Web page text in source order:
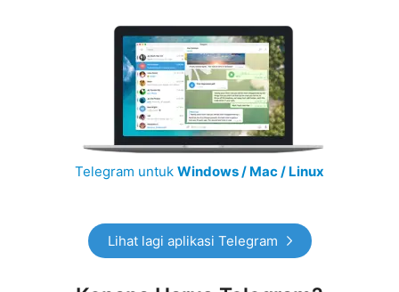
Telegram untuk Windows / Mac / Linux
Lihat lagi aplikasi Telegram